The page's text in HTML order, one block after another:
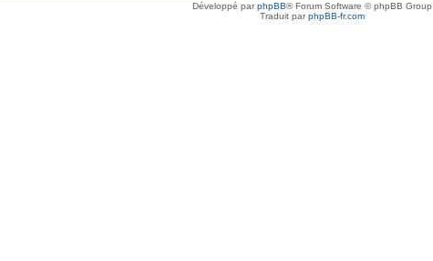
Développé parphpBB® Forum Software © phpBB Group
Traduit parphpBB-fr.com